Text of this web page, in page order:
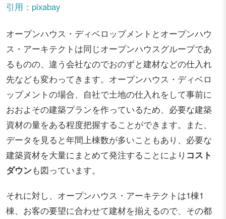
引用：pixabay
オープンハウス・ディベロップメントとオープンハウ
ス・アーキテクトは同じオープンハウスグループであ
るものの、違う会社なのでおのずと建材などの仕入れ
先なども変わってきます。オープンハウス・ディベロ
ップメントの場合、自社で土地の仕入れをして事前に
おおよその建築プランを作っているため、必要な建築
資材の量をある程度把握することができます。また、
データを見ると年間上棟数が多いこともあり、必要な
建築資材を大量にまとめて発注することにより コスト
ダウンも図っています。
それに対し、オープンハウス・アーキテクトは1棟1
棟、お客の要望に合わせて建材を揃えるので、その都